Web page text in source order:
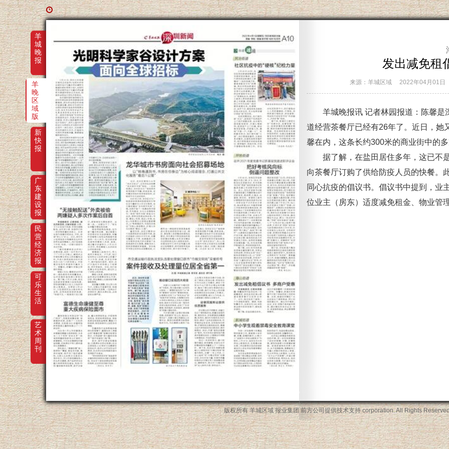
发出减免租
来源：羊城区域 2022年04月01日
羊城晚报讯 记者林园报道：陈馨是
道经营茶餐厅已经有26年了。近日，她
馨在内，这条长约300米的商业街中的
据了解，在盐田居住多年，这已不
向茶餐厅订购了供给防疫人员的快餐。
同心抗疫的倡议书。倡议书中提到，业
位业主（房东）适度减免租金、物业管
羊
城
晚
报
羊
晚
区
域
版
新
快
报
广
东
建
设
报
民
营
经
济
报
可
乐
生
活
艺
术
周
刊
版权所有 羊城区域 报业集团 前方公司提供技术支持corporation. All Rights